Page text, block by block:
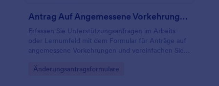
Antrag Auf Angemessene Vorkehrungen Formular
Erfassen Sie Unterstützungsanfragen im Arbeits-
oder Lernumfeld mit dem Formular für Anträge auf
angemessene Vorkehrungen und vereinfachen Sie
Teams und Organisationen.
Go to Category:
Änderungsantragsformulare